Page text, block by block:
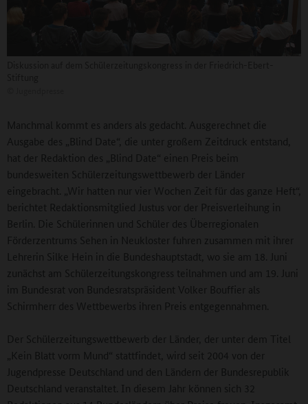
Manchmal kommt es anders als gedacht. Ausgerechnet die
Ausgabe des „Blind Date“, die unter großem Zeitdruck entstand,
hat der Redaktion des „Blind Date“ einen Preis beim
bundesweiten Schülerzeitungswettbewerb der Länder
eingebracht. „Wir hatten nur vier Wochen Zeit für das ganze Heft“,
berichtet Redaktionsmitglied Justus vor der Preisverleihung in
Berlin. Die Schülerinnen und Schüler des Überregionalen
Förderzentrums Sehen in Neukloster fuhren zusammen mit ihrer
Lehrerin Silke Hein in die Bundeshauptstadt, wo sie am 18. Juni
zunächst am Schülerzeitungskongress teilnahmen und am 19. Juni
im Bundesrat von Bundesratspräsident Volker Bouffier als
Schirmherr des Wettbewerbs ihren Preis entgegennahmen.
Der Schülerzeitungswettbewerb der Länder, der unter dem Titel
„Kein Blatt vorm Mund“ stattfindet, wird seit 2004 von der
Jugendpresse Deutschland und den Ländern der Bundesrepublik
Deutschland veranstaltet. In diesem Jahr können sich 32